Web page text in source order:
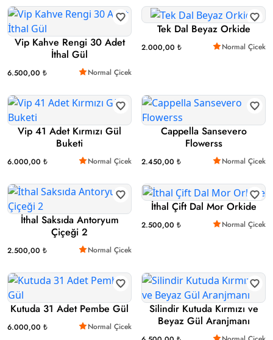
Vip Kahve Rengi 30 Adet
İthal Gül
6.500,00 ₺ Normal Çicek
Tek Dal Beyaz Orkide
2.000,00 ₺ Normal Çicek
Vip 41 Adet Kırmızı Gül
Buketi
6.000,00 ₺ Normal Çicek
Cappella Sansevero
Flowerss
2.450,00 ₺ Normal Çicek
İthal Saksıda Antoryum
Çiçeği 2
2.500,00 ₺ Normal Çicek
İthal Çift Dal Mor Orkide
2.500,00 ₺ Normal Çicek
Kutuda 31 Adet Pembe Gül
6.000,00 ₺ Normal Çicek
Silindir Kutuda Kırmızı ve
Beyaz Gül Aranjmanı